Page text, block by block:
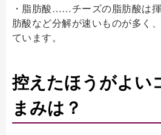
・脂肪酸……チーズの脂肪酸は
肪酸など分解が速いものが多く
ています。
控えたほうがよい
まみは？